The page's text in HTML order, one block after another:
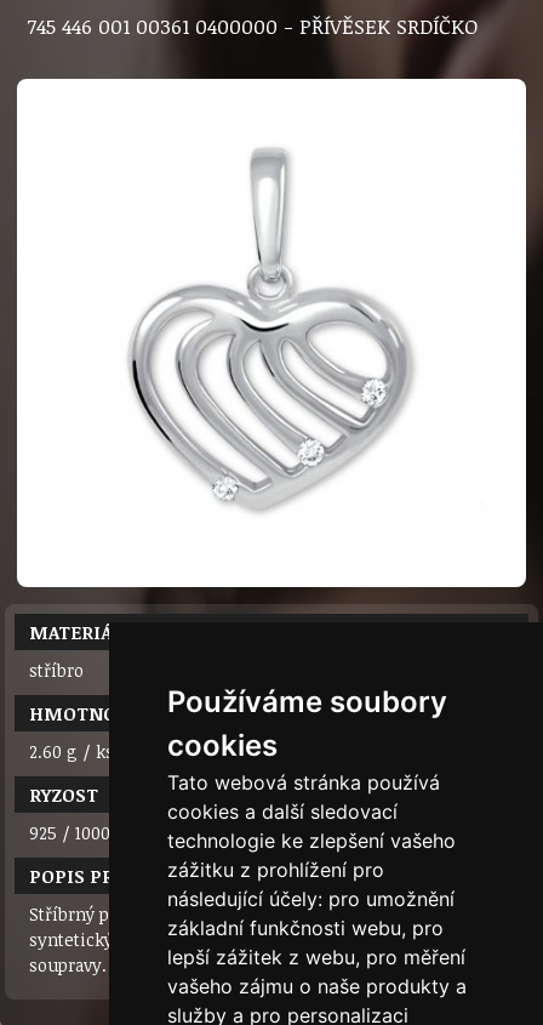
Používáme soubory
cookies
Tato webová stránka používá
cookies a další sledovací
technologie ke zlepšení vašeho
zážitku z prohlížení pro
následující účely: pro umožnění
základní funkčnosti webu, pro
lepší zážitek z webu, pro měření
vašeho zájmu o naše produkty a
služby a pro personalizaci
745 446 001 00361 0400000 - PŘÍVĚSEK SRDÍČKO
MATERIÁL
stříbro
HMOTNOST
2.60 g / ks
RYZOST
925 / 1000
POPIS PRODUKTU
Stříbrný přívěsek ve tvaru srdíčka zdobený třemi
syntetickými zirkony. Lze kombinovat s náušnicemi do
soupravy.